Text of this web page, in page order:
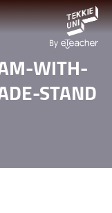
WITH-
STAND
هل أنت
اترك تفاصيلك
عمر طفلك